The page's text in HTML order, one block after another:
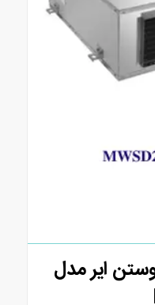
ایر مدل